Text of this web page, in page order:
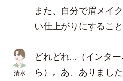
また、自分で眉メイ
い仕上がりにすること
清水
どれどれ…（インタ
ら）。あ、ありまし